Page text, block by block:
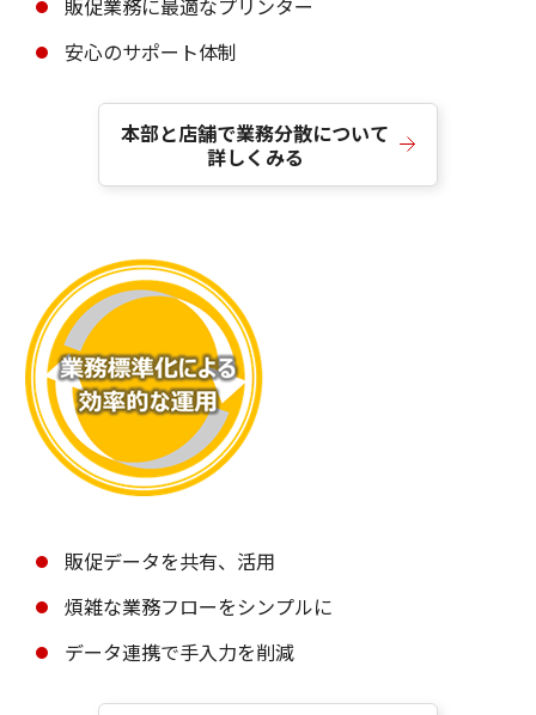
安心のサポート体制
本部と店舗で業務分散について
詳しくみる
販促データを共有、活用
煩雑な業務フローをシンプルに
データ連携で手入力を削減